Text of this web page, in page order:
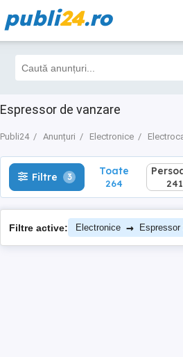
publi24.ro
Espressor de vanzare
Publi24 Anunțuri Electronice
Filtre 3 Toate
264
Filtre 3 Toate
264 241
Filtre active: Electronice → Espressor